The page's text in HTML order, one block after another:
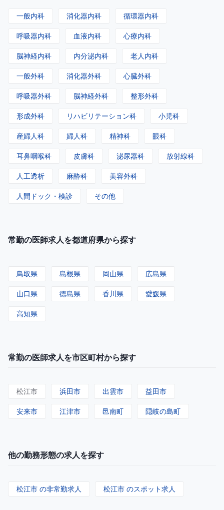
一般内科 消化器内科 循環器内科
呼吸器内科 血液内科 心療内科
脳神経内科 内分泌内科 老人内科
一般外科 消化器外科 心臓外科
呼吸器外科 脳神経外科 整形外科
形成外科 リハビリテーション科 小児科
産婦人科 婦人科 精神科 眼科
耳鼻咽喉科 皮膚科 泌尿器科 放射線科
人工透析 麻酔科 美容外科
人間ドック・検診 その他
常勤の医師求人を都道府県から探す
鳥取県 島根県 岡山県 広島県
山口県 徳島県 香川県 愛媛県
高知県
常勤の医師求人を市区町村から探す
松江市 浜田市 出雲市 益田市
安来市 江津市 邑南町 隠岐の島町
他の勤務形態の求人を探す
松江市 の非常勤求人 松江市 のスポット求人